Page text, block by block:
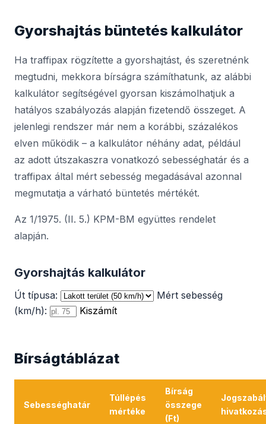
Gyorshajtás büntetés kalkulátor
Ha traffipax rögzítette a gyorshajtást, és szeretnénk
megtudni, mekkora bírságra számíthatunk, az alábbi
kalkulátor segítségével gyorsan kiszámolhatjuk a
hatályos szabályozás alapján fizetendő összeget. A
jelenlegi rendszer már nem a korábbi, százalékos
elven működik – a kalkulátor néhány adat, például
az adott útszakaszra vonatkozó sebességhatár és a
traffipax által mért sebesség megadásával azonnal
megmutatja a várható büntetés mértékét.
Az 1/1975. (II. 5.) KPM-BM együttes rendelet
alapján.
Gyorshajtás kalkulátor
Út típusa:
Mért sebesség
(km/h):
Kiszámít
Bírságtáblázat
Sebességhatár
Túllépés
mértéke
Bírság
összege
(Ft)